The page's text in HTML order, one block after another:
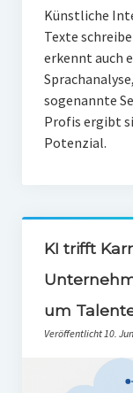
Vom Trend zur
Künstliche
Texte
erkennt auch
sogenannte
Profis ergibt
Potenzial.
KI trifft
um
Veröffentlicht 10.